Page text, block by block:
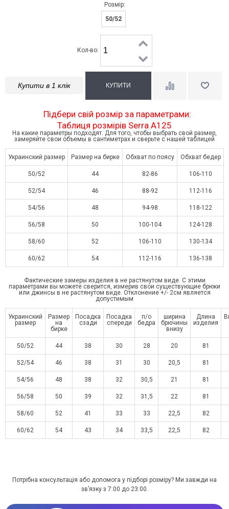
Розмір:
50/52
Кол-во:
Купити в 1 клік
Підбери свій розмір за параметрами:
Таблиця розмірів Serra A125
На какие параметры подходят. Для того, чтобы выбрать свой размер,
замеряйте свои объемы в сантиметрах и сверьте с нашей таблицей
Украинский размер Размер на бирке Обхват по поясу Обхват бедер
50/52 44 82-86 106-110
52/54 46 88-92 112-116
54/56 48 94-98 118-122
56/58 50 100-104 124-128
58/60 52 106-110 130-134
60/62 54 112-116 136-138
Фактические замеры изделия в не растянутом виде. С этими
параметрами вы можете сверится, измерив свои существующие брюки
или джинсы в не растянутом виде. Отклонение +/- 2см является
допустимым
Украинский
размер
Размер
на
бирке
Посадка
сзади
Посадка
спереди
п/о
бедра
ширина
брючины
внизу
Длина
изделия
50/52 44 38 30 28 20 81
52/54 46 38 31 30 20,5 81
54/56 48 38 32 30,5 21 81
56/58 50 39 32 31,5 22 81
58/60 52 41 33 33 22,5 82
60/62 54 43 34 33,5 22,5 82
Потрібна консультація або допомога у підборі розміру? Ми завжди на
зв’язку з 7:00 до 23:00.